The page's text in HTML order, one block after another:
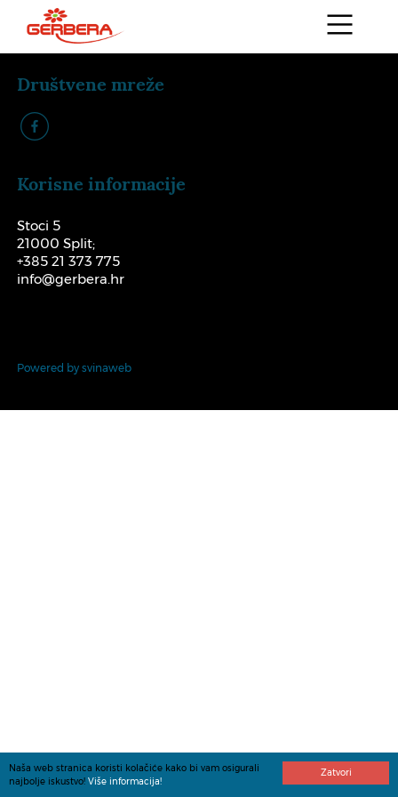
Zatvori
Naša web stranica koristi kolačiće kako bi vam osigurali
najbolje iskustvo! Više informacija!
Društvene mreže
k
Korisne informacije
Stoci 5
21000 Split;
+385 21 373 775
info@gerbera.hr
Powered by svinaweb